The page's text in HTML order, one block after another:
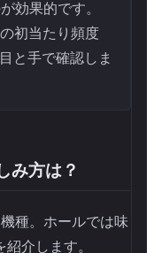
効果的です。
初当たり頻度
と手で確認しま
み方は？
種。ホールでは味
介します。